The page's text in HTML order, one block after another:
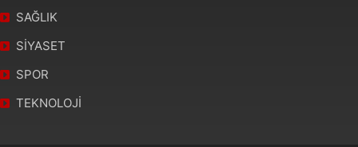
SAĞLIK
SİYASET
SPOR
TEKNOLOJİ